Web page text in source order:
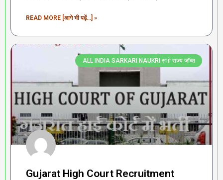
READ MORE [आगे भी पढ़ें...] »
ALL INDIA SARKARI NAUKRI सभी राज्य जॉब्स
Gujarat High Court Recruitment